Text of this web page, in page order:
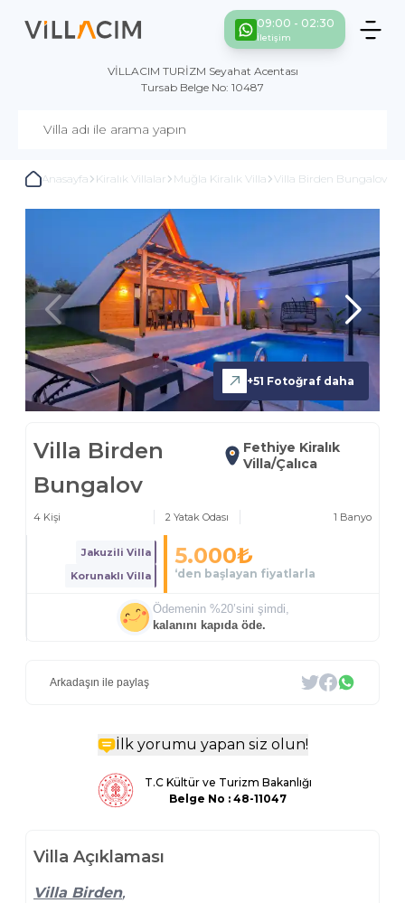
09:00 - 02:30
İletişim
VİLLACIM TURİZM Seyahat Acentası
Tursab Belge No: 10487
Anasayfa Kiralık Villalar Muğla Kiralık Villa Villa Birden Bungalov
+51 Fotoğraf daha
Villa Birden
Bungalov
Fethiye Kiralık
Villa/Çalıca
4 Kişi 2 Yatak Odası 1 Banyo
Jakuzili Villa
Korunaklı Villa
5.000₺
‘den başlayan fiyatlarla
Ödemenin %20’sini şimdi,
kalanını kapıda öde.
Arkadaşın ile paylaş
İlk yorumu yapan siz olun!
T.C Kültür ve Turizm Bakanlığı
Belge No : 48-11047
Villa Açıklaması
Villa Birden,